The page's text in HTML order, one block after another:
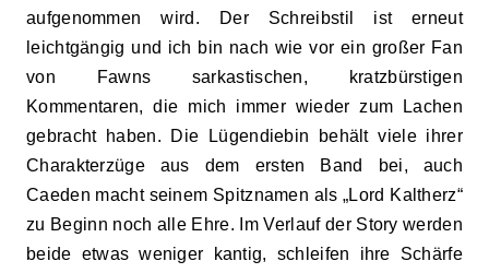
aufgenommen wird. Der Schreibstil ist erneut
leichtgängig und ich bin nach wie vor ein großer Fan
von Fawns sarkastischen, kratzbürstigen
Kommentaren, die mich immer wieder zum Lachen
gebracht haben. Die Lügendiebin behält viele ihrer
Charakterzüge aus dem ersten Band bei, auch
Caeden macht seinem Spitznamen als „Lord Kaltherz“
zu Beginn noch alle Ehre. Im Verlauf der Story werden
beide etwas weniger kantig, schleifen ihre Schärfe